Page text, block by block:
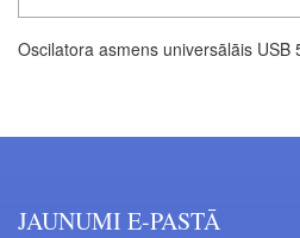
Oscilatora asmens universālāis USB
JAUNUMI E-PASTĀ